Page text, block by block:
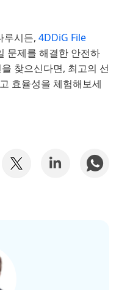
루시든, 4DDiG File
문제를 해결한 안전하
찾으신다면, 최고의 선
효율성을 체험해보세